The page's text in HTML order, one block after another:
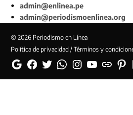
admin@enlinea.pe
admin@periodismoenlinea.org
© 2026 Periodismo en Línea
Política de privacidad / Términos y
GoogleFacebookTwitterWhatsappInstagramYouTubeWeb